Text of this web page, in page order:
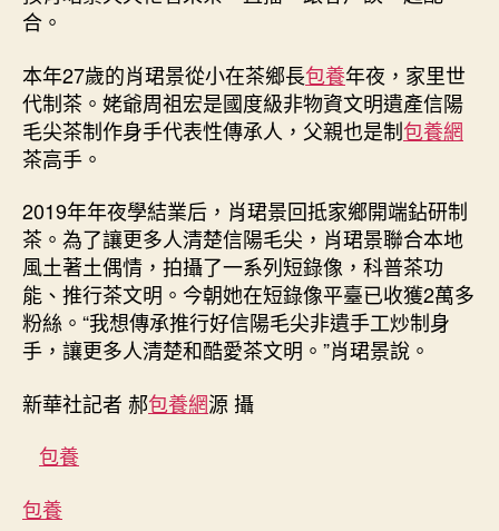
合。
本年27歲的肖珺景從小在茶鄉長包養年夜，家里世
代制茶。姥爺周祖宏是國度級非物資文明遺產信陽
毛尖茶制作身手代表性傳承人，父親也是制包養網
茶高手。
2019年年夜學結業后，肖珺景回抵家鄉開端鉆研制
茶。為了讓更多人清楚信陽毛尖，肖珺景聯合本地
風土著土偶情，拍攝了一系列短錄像，科普茶功
能、推行茶文明。今朝她在短錄像平臺已收獲2萬多
粉絲。“我想傳承推行好信陽毛尖非遺手工炒制身
手，讓更多人清楚和酷愛茶文明。”肖珺景說。
新華社記者 郝包養網源 攝
包養
包養